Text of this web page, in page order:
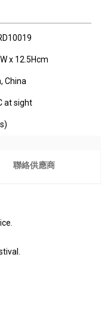
x 12.5Hcm
China
at sight
聯絡供應商